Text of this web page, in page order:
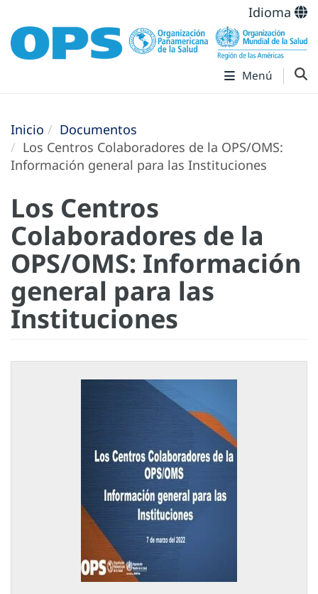
Idioma
Menú
Inicio
Documentos
Los Centros Colaboradores de la OPS/OMS:
Información general para las Instituciones
Los Centros
Colaboradores de la
OPS/OMS: Información
general para las
Instituciones